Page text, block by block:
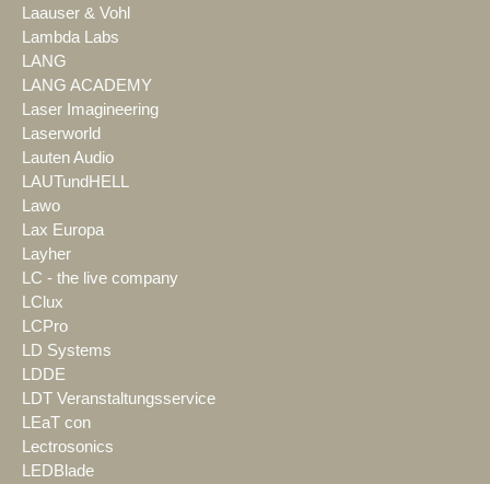
Laauser & Vohl
Lambda Labs
LANG
LANG ACADEMY
Laser Imagineering
Laserworld
Lauten Audio
LAUTundHELL
Lawo
Lax Europa
Layher
LC - the live company
LClux
LCPro
LD Systems
LDDE
LDT Veranstaltungsservice
LEaT con
Lectrosonics
LEDBlade